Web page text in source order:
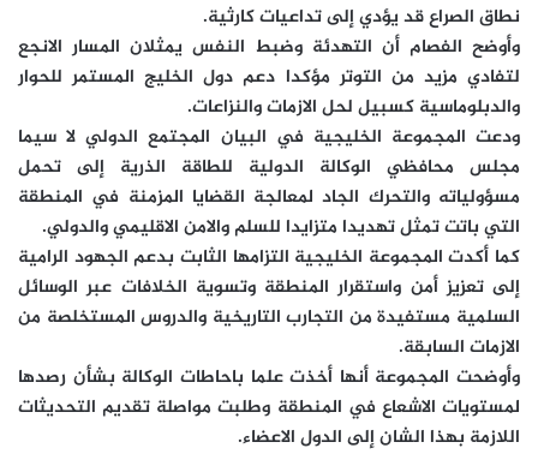
نطاق الصراع قد يؤدي إلى تداعيات كارثية.
وأوضح الفصام أن التهدئة وضبط النفس يمثلان المسار الانجع
لتفادي مزيد من التوتر مؤكدا دعم دول الخليج المستمر للحوار
والدبلوماسية كسبيل لحل الازمات والنزاعات.
ودعت المجموعة الخليجية في البيان المجتمع الدولي لا سيما
مجلس محافظي الوكالة الدولية للطاقة الذرية إلى تحمل
مسؤولياته والتحرك الجاد لمعالجة القضايا المزمنة في المنطقة
التي باتت تمثل تهديدا متزايدا للسلم والامن الاقليمي والدولي.
كما أكدت المجموعة الخليجية التزامها الثابت بدعم الجهود الرامية
إلى تعزيز أمن واستقرار المنطقة وتسوية الخلافات عبر الوسائل
السلمية مستفيدة من التجارب التاريخية والدروس المستخلصة من
الازمات السابقة.
وأوضحت المجموعة أنها أخذت علما باحاطات الوكالة بشأن رصدها
لمستويات الاشعاع في المنطقة وطلبت مواصلة تقديم التحديثات
اللازمة بهذا الشان إلى الدول الاعضاء.